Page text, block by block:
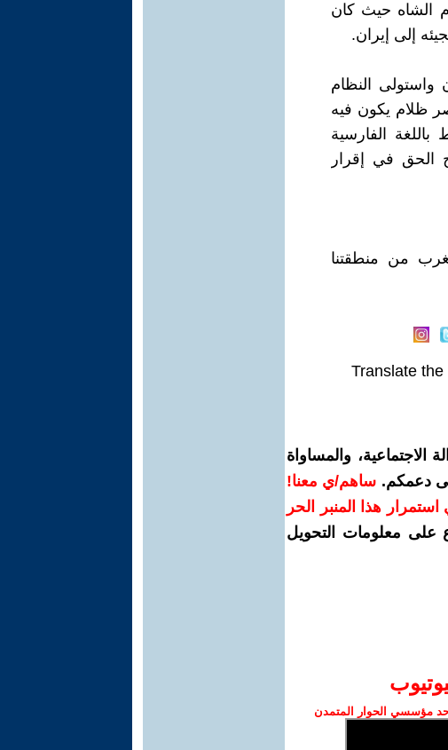
الثورة الإيرانية عام 1979ضد نظام الشاه حيث كان
إلى إيران.
النظام
ظلام يكون فيه
باللغة الفارسية
الحق في إقرار
من منطقتنا
Translate
والمساواة
دعمكم. ساهم/ي معنا!
في استمرار هذا المنبر الحر
على معلومات التحويل
مؤسسي الحوار المتمدن